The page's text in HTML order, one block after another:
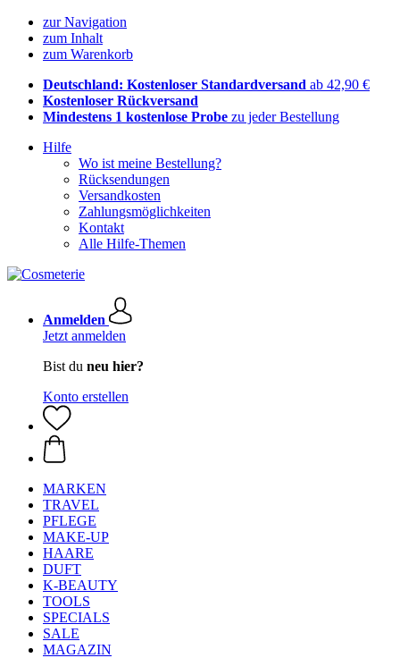
zur Navigation
zum Inhalt
zum Warenkorb
Deutschland: Kostenloser Standardversand ab 42,90 €
Kostenloser Rückversand
Mindestens 1 kostenlose Probe zu jeder Bestellung
Hilfe
Wo ist meine Bestellung?
Rücksendungen
Versandkosten
Zahlungsmöglichkeiten
Kontakt
Alle Hilfe-Themen
Anmelden
Jetzt anmelden
Bist du neu hier?
Konto erstellen
MARKEN
TRAVEL
PFLEGE
MAKE-UP
HAARE
DUFT
K-BEAUTY
TOOLS
SPECIALS
SALE
MAGAZIN